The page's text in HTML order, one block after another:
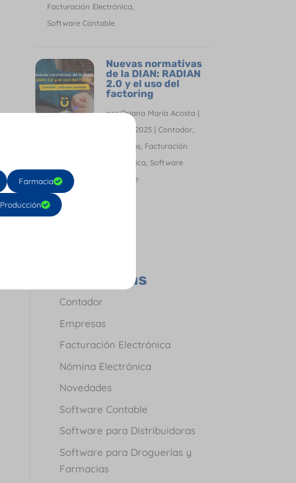
Facturación Electrónica
Software Contable
Nuevas normativas
de la DIAN: RADIAN
2.0 y el uso del
factoring
porOriana María Acosta |
Nov 24, 2025| Contador,
Empresas, Facturación
Electrónica Software
Contable
Categorías
Contador
Empresas
Facturación Electrónica
Nómina Electrónica
Novedades
Software Contable
Software para Distribuidoras
Software para Droguerías y
Farmacias
Farmacia
Producción